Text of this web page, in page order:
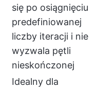
się po osiągnięciu
predefiniowanej
liczby iteracji i nie
wyzwala pętli
nieskończonej
Idealny dla